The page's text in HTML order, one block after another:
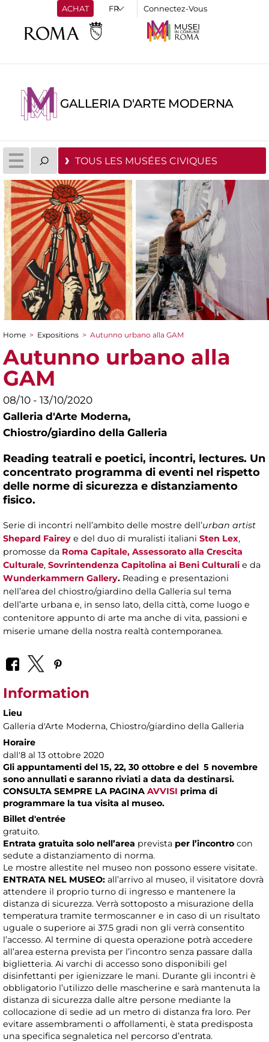
ACHAT Connectez-Vous
GALLERIA D'ARTE MODERNA
TOUS LES MUSÉES CIVIQUES
You are here
Home > Expositions > Autunno urbano alla GAM
Autunno urbano alla
GAM
08/10 - 13/10/2020
Galleria d'Arte Moderna,
Chiostro/giardino della Galleria
Reading teatrali e poetici, incontri, lectures. Un
concentrato programma di eventi nel rispetto
delle norme di sicurezza e distanziamento
fisico.
Serie di incontri nell’ambito delle mostre dell’urban artist
Shepard Fairey e del duo di muralisti italiani Sten Lex,
promosse da Roma Capitale, Assessorato alla Crescita
Culturale, Sovrintendenza Capitolina ai Beni Culturali e da
Wunderkammern Gallery. Reading e presentazioni
nell’area del chiostro/giardino della Galleria sul tema
dell’arte urbana e, in senso lato, della città, come luogo e
contenitore appunto di arte ma anche di vita, passioni e
miserie umane della nostra realtà contemporanea.
Information
Lieu
Galleria d'Arte Moderna, Chiostro/giardino della Galleria
Horaire
dall'8 al 13 ottobre 2020
Gli appuntamenti del 15, 22, 30 ottobre e del 5 novembre
sono annullati e saranno riviati a data da destinarsi.
CONSULTA SEMPRE LA PAGINA AVVISI prima di
programmare la tua visita al museo.
Billet d'entrée
gratuito.
Entrata gratuita solo nell’area prevista per l’incontro con
sedute a distanziamento di norma.
Le mostre allestite nel museo non possono essere visitate.
ENTRATA NEL MUSEO: all’arrivo al museo, il visitatore dovrà
attendere il proprio turno di ingresso e mantenere la
distanza di sicurezza. Verrà sottoposto a misurazione della
temperatura tramite termoscanner e in caso di un risultato
uguale o superiore ai 37.5 gradi non gli verrà consentito
l’accesso. Al termine di questa operazione potrà accedere
all’area esterna prevista per l’incontro senza passare dalla
biglietteria. Ai varchi di accesso sono disponibili gel
disinfettanti per igienizzare le mani. Durante gli incontri è
obbligatorio l’utilizzo delle mascherine e sarà mantenuta la
distanza di sicurezza dalle altre persone mediante la
collocazione di sedie ad un metro di distanza fra loro. Per
evitare assembramenti o affollamenti, è stata predisposta
una specifica segnaletica nel percorso d’entrata.